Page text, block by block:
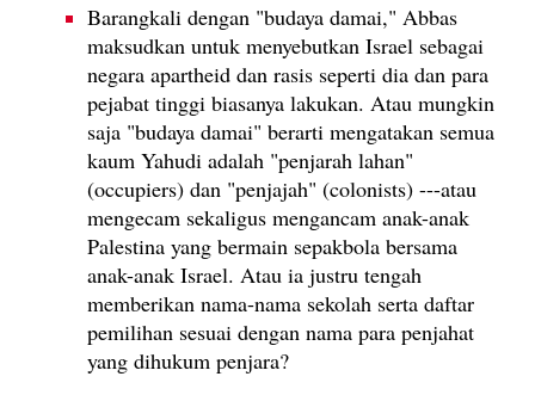
Barangkali dengan "budaya damai," Abbas
maksudkan untuk menyebutkan Israel sebagai
negara apartheid dan rasis seperti dia dan para
pejabat tinggi biasanya lakukan. Atau mungkin
saja "budaya damai" berarti mengatakan semua
kaum Yahudi adalah "penjarah lahan"
(occupiers) dan "penjajah" (colonists) ---atau
mengecam sekaligus mengancam anak-anak
Palestina yang bermain sepakbola bersama
anak-anak Israel. Atau ia justru tengah
memberikan nama-nama sekolah serta daftar
pemilihan sesuai dengan nama para penjahat
yang dihukum penjara?